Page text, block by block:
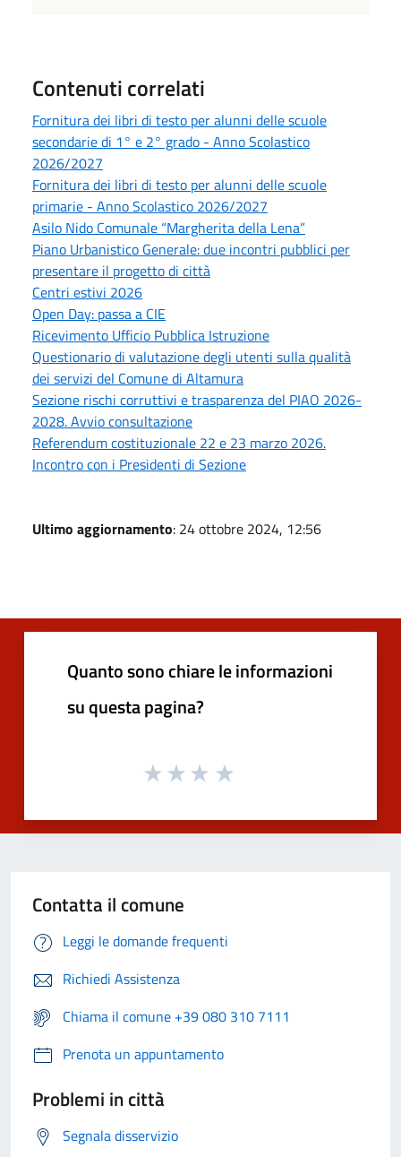
Contenuti correlati
Fornitura dei libri di testo per alunni delle scuole
secondarie di 1° e 2° grado - Anno Scolastico
2026/2027
Fornitura dei libri di testo per alunni delle scuole
primarie - Anno Scolastico 2026/2027
Asilo Nido Comunale “Margherita della Lena”
Piano Urbanistico Generale: due incontri pubblici per
presentare il progetto di città
Centri estivi 2026
Open Day: passa a CIE
Ricevimento Ufficio Pubblica Istruzione
Questionario di valutazione degli utenti sulla qualità
dei servizi del Comune di Altamura
Sezione rischi corruttivi e trasparenza del PIAO 2026-
2028. Avvio consultazione
Referendum costituzionale 22 e 23 marzo 2026.
Incontro con i Presidenti di Sezione
Ultimo aggiornamento: 24 ottobre 2024, 12:56
Quanto sono chiare le informazioni
su questa pagina?
Contatta il comune
Leggi le domande frequenti
Richiedi Assistenza
Chiama il comune +39 080 310 7111
Prenota un appuntamento
Problemi in città
Segnala disservizio